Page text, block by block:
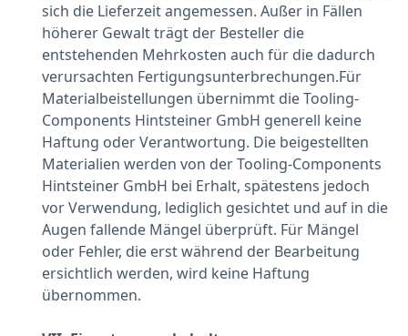
sich die Lieferzeit angemessen. Außer in Fällen
höherer Gewalt trägt der Besteller die
entstehenden Mehrkosten auch für die dadurch
verursachten Fertigungsunterbrechungen.Für
Materialbeistellungen übernimmt die Tooling-
Components Hintsteiner GmbH generell keine
Haftung oder Verantwortung. Die beigestellten
Materialien werden von der Tooling-Components
Hintsteiner GmbH bei Erhalt, spätestens jedoch
vor Verwendung, lediglich gesichtet und auf in die
Augen fallende Mängel überprüft. Für Mängel
oder Fehler, die erst während der Bearbeitung
ersichtlich werden, wird keine Haftung
übernommen.